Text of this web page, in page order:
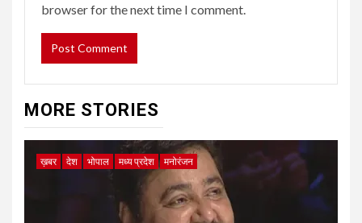
browser for the next time I comment.
MORE STORIES
ख़बर देश भोपाल मध्य प्रदेश मनोरंजन